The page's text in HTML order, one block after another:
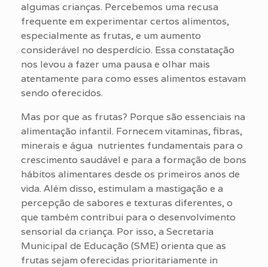
algumas crianças. Percebemos uma recusa
frequente em experimentar certos alimentos,
especialmente as frutas, e um aumento
considerável no desperdício. Essa constatação
nos levou a fazer uma pausa e olhar mais
atentamente para como esses alimentos estavam
sendo oferecidos.
Mas por que as frutas? Porque são essenciais na
alimentação infantil. Fornecem vitaminas, fibras,
minerais e água nutrientes fundamentais para o
crescimento saudável e para a formação de bons
hábitos alimentares desde os primeiros anos de
vida. Além disso, estimulam a mastigação e a
percepção de sabores e texturas diferentes, o
que também contribui para o desenvolvimento
sensorial da criança. Por isso, a Secretaria
Municipal de Educação (SME) orienta que as
frutas sejam oferecidas prioritariamente in